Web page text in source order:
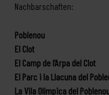
Nachbarschaften:
Poblenou
El Clot
El Camp de l’Arpa del Clot
El Parc i la Llacuna del
La Vila Olímpica del